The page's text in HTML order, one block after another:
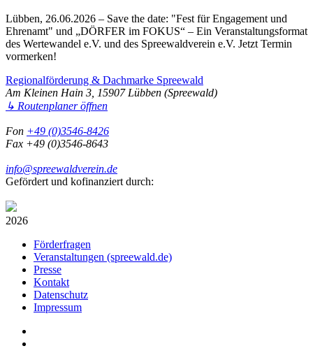
Lübben, 26.06.2026 – Save the date: "Fest für Engagement und
Ehrenamt" und „DÖRFER im FOKUS“ – Ein Veranstaltungsformat
des Wertewandel e.V. und des Spreewaldverein e.V. Jetzt Termin
vormerken!
Regionalförderung & Dachmarke Spreewald
Am Kleinen Hain 3, 15907 Lübben (Spreewald)
↳ Routenplaner öffnen
Fon +49 (0)3546-8426
Fax +49 (0)3546-8643
info@spreewaldverein.de
Gefördert und kofinanziert durch:
2026
Förderfragen
Veranstaltungen (spreewald.de)
Presse
Kontakt
Datenschutz
Impressum